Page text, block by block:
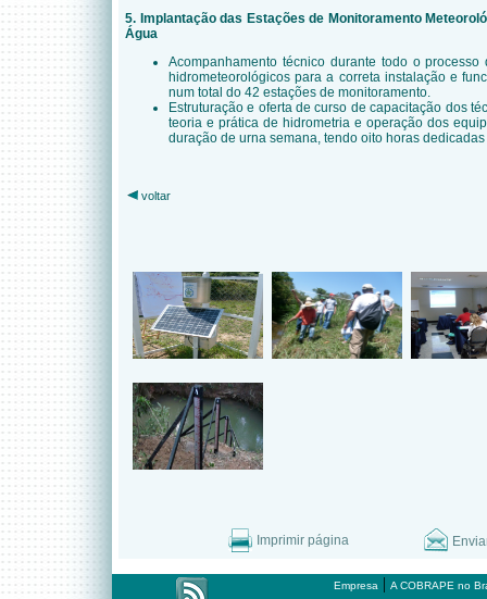
5. Implantação das Estações de Monitoramento
Água
Acompanhamento técnico durante todo o
hidrometeorológicos para a correta instalação e
num total do 42 estações de monitoramento.
Estruturação e oferta de curso de capacitação dos
teoria e prática de hidrometria e operação dos
duração de urna semana, tendo oito horas
voltar
Imprimir página
Empresa | A COBRAPE no